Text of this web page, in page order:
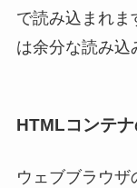
で読み込まれま
は余分な読み込
HTMLコンテ
ウェブブラウ